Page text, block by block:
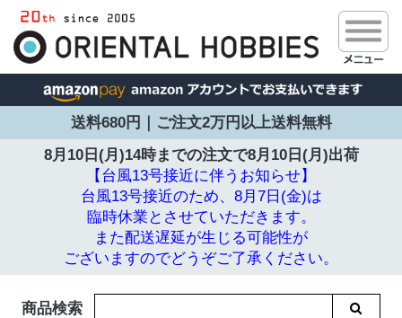
送料680円｜ご注文2万円以上送料無料
8月10日(月)14時までの注文で8月10日(月)出荷
【台風13号接近に伴うお知らせ】
台風13号接近のため、8月7日(金)は
臨時休業とさせていただきます。
また配送遅延が生じる可能性が
ございますのでどうぞご了承ください。
商品検索